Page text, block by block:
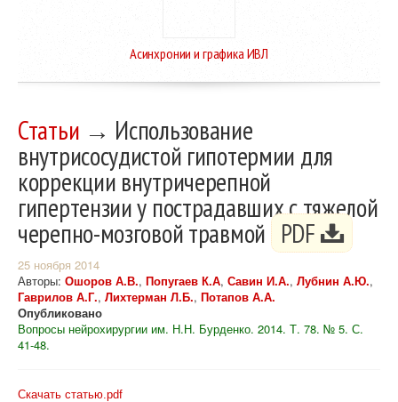
Асинхронии и графика ИВЛ
Статьи → Использование
внутрисосудистой гипотермии для
коррекции внутричерепной
гипертензии у пострадавших с тяжелой
черепно-мозговой травмой PDF
25 ноября 2014
Авторы: Ошоров А.В., Попугаев К.А, Савин И.А., Лубнин А.Ю.,
Гаврилов А.Г., Лихтерман Л.Б., Потапов А.А.
Опубликовано
Вопросы нейрохирургии им. Н.Н. Бурденко. 2014. Т. 78. № 5. С.
41-48.
Скачать статью.pdf